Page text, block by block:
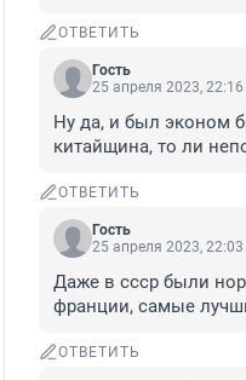
ОТВЕТИТЬ
Гость
25 апреля 2023, 22:16
Ну да, и был эконом
китайщина, то ли
ОТВЕТИТЬ
Гость
25 апреля 2023, 22:03
Даже в ссср были
франции, самые
ОТВЕТИТЬ